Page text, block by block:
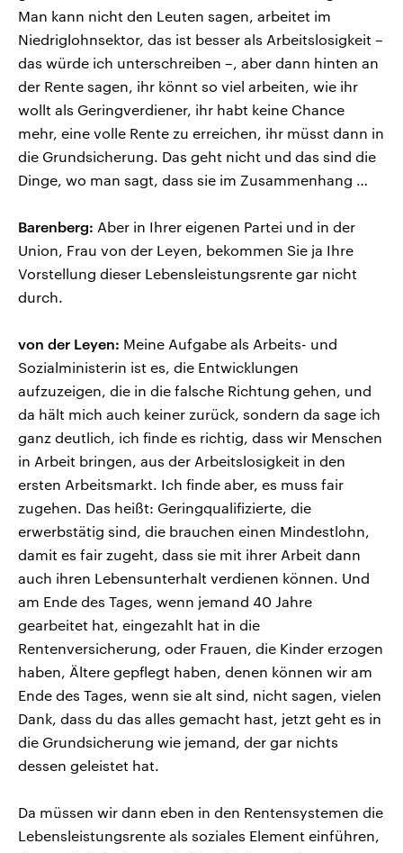
Man kann nicht den Leuten sagen, arbeitet im
Niedriglohnsektor, das ist besser als Arbeitslosigkeit –
das würde ich unterschreiben –, aber dann hinten an
der Rente sagen, ihr könnt so viel arbeiten, wie ihr
wollt als Geringverdiener, ihr habt keine Chance
mehr, eine volle Rente zu erreichen, ihr müsst dann in
die Grundsicherung. Das geht nicht und das sind die
Dinge, wo man sagt, dass sie im Zusammenhang …
Barenberg: Aber in Ihrer eigenen Partei und in der
Union, Frau von der Leyen, bekommen Sie ja Ihre
Vorstellung dieser Lebensleistungsrente gar nicht
durch.
von der Leyen: Meine Aufgabe als Arbeits- und
Sozialministerin ist es, die Entwicklungen
aufzuzeigen, die in die falsche Richtung gehen, und
da hält mich auch keiner zurück, sondern da sage ich
ganz deutlich, ich finde es richtig, dass wir Menschen
in Arbeit bringen, aus der Arbeitslosigkeit in den
ersten Arbeitsmarkt. Ich finde aber, es muss fair
zugehen. Das heißt: Geringqualifizierte, die
erwerbstätig sind, die brauchen einen Mindestlohn,
damit es fair zugeht, dass sie mit ihrer Arbeit dann
auch ihren Lebensunterhalt verdienen können. Und
am Ende des Tages, wenn jemand 40 Jahre
gearbeitet hat, eingezahlt hat in die
Rentenversicherung, oder Frauen, die Kinder erzogen
haben, Ältere gepflegt haben, denen können wir am
Ende des Tages, wenn sie alt sind, nicht sagen, vielen
Dank, dass du das alles gemacht hast, jetzt geht es in
die Grundsicherung wie jemand, der gar nichts
dessen geleistet hat.
Da müssen wir dann eben in den Rentensystemen die
Lebensleistungsrente als soziales Element einführen,